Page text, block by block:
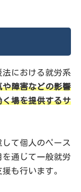
における就労系
や障害などの影響
場を提供するサ
て個人のペース
通じて一般就労
も行います。